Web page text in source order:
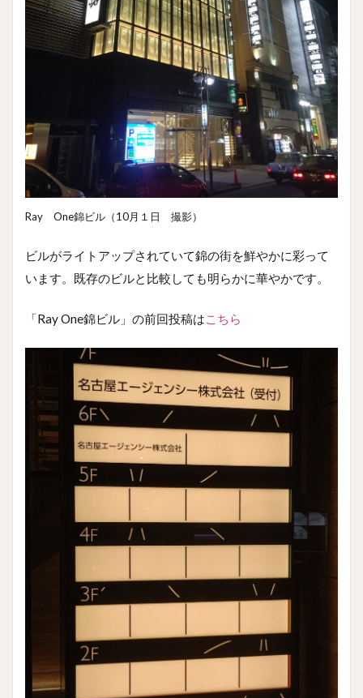
Ray One錦ビル（10月１日 撮影）
ビルがライトアップされていて錦の街を鮮やかに彩って
います。既存のビルと比較しても明らかに華やかです。
「Ray One錦ビル」の前回投稿はこちら